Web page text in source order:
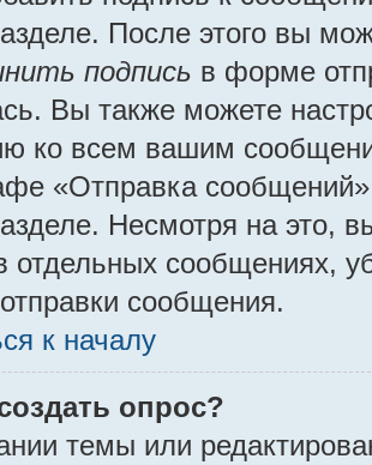
После этого вы
подпись в форме
Вы также можете
ко всем вашим
«Отправка
Несмотря на это,
отдельных сообщениях,
сообщения.
к началу
опрос?
темы или